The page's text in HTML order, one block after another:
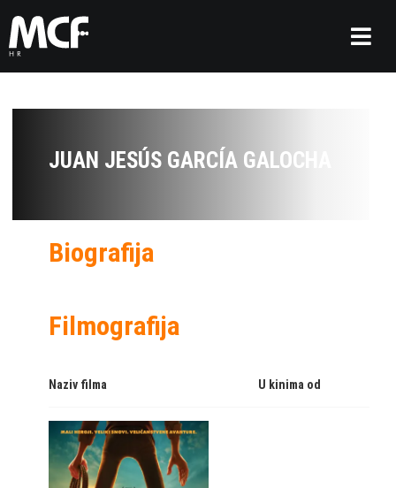
JUAN JESÚS GARCÍA GALOCHA
Biografija
Filmografija
Naziv filma U kinima od